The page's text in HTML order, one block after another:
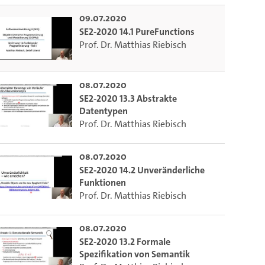
Link auf den Ausschnitt des Videos.
Lecture2Go-Videoplayer einzubetten.
09.07.2020
SE2-2020 14.1 PureFunctions
Prof. Dr. Matthias Riebisch
08.07.2020
SE2-2020 13.3 Abstrakte
Datentypen
Prof. Dr. Matthias Riebisch
08.07.2020
SE2-2020 14.2 Unveränderliche
Funktionen
Prof. Dr. Matthias Riebisch
08.07.2020
SE2-2020 13.2 Formale
Spezifikation von Semantik